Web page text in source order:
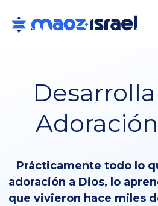
Prácticamente todo lo
adoración a Dios, lo
que vivieron hace miles